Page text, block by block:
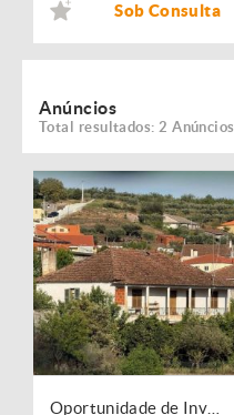
Sob Consulta
Anúncios
Total resultados: 2 Anúncios